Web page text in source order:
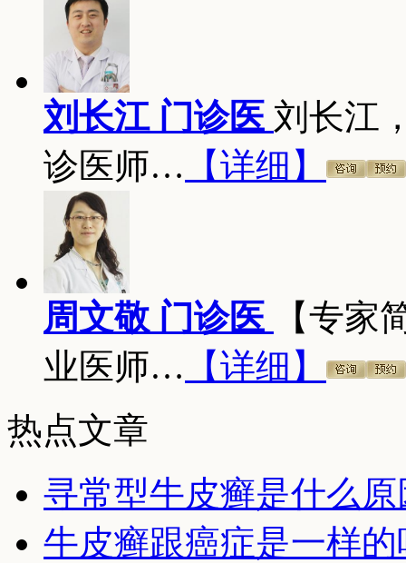
刘长江 门诊医 刘长江
诊医师… 【详细】
周文敬 门诊医
【专家
业医师… 【详细】
热点文章
寻常型牛皮癣是什么
牛皮癣跟癌症是一样的